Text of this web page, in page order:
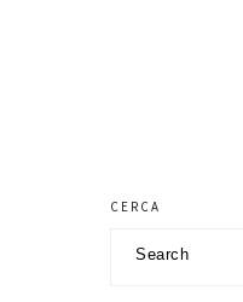
primary
sidebar
CERCA